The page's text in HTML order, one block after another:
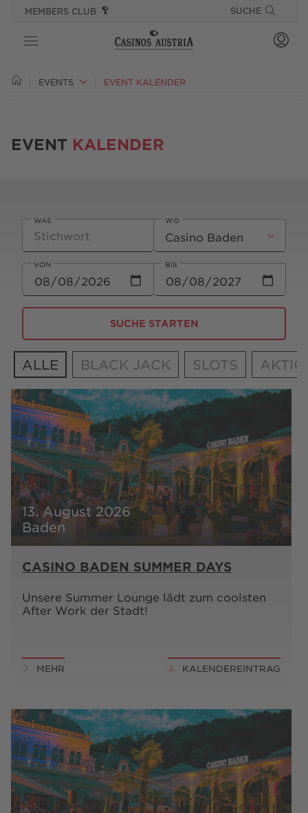
SPRUNGMARKEN
SPRINGE DIREKT ZU:
MEMBERS CLUB SUCHE
CASINOS
ANGEBOTE
BESUCH FAQ KONTAKT
playsponsible.at
ENGLISH
Barrierefreiheit
Cookie-Einstellungen
Responsible Disclosure
EVENTS EVENT KALENDER
EVENT KALENDER
VON BIS
WAS WO
ALLE BLACK JACK SLOTS
13. August 2026
Baden
CASINO BADEN SUMMER DAYS
Unsere Summer Lounge lädt zum coolsten
After Work der Stadt!
MEHR KALENDEREINTRAG